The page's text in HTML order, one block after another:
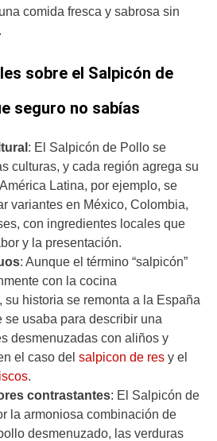
comida fresca y sabrosa sin
sobre el Salpicón de
seguro no sabías
: El Salpicón de Pollo se
culturas, y cada región agrega su
Latina, por ejemplo, se
variantes en México, Colombia,
con ingredientes locales que
y la presentación.
: Aunque el término “salpicón”
con la cocina
su historia se remonta a la España
se usaba para describir una
desmenuzadas con aliños y
el caso del salpicon de res y el
.
contrastantes: El Salpicón de
la armoniosa combinación de
desmenuzado, las verduras